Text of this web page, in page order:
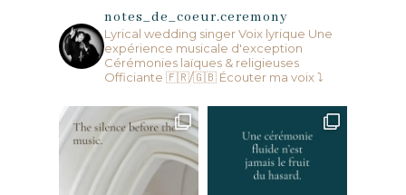
notes_de_coeur.ceremony
Lyrical wedding singerVoix lyrique Une
expérience musicale d'exception
Cérémonies laïques & religieuses
Officiante 🇫🇷/🇬🇧Écouter ma voix ⤵️